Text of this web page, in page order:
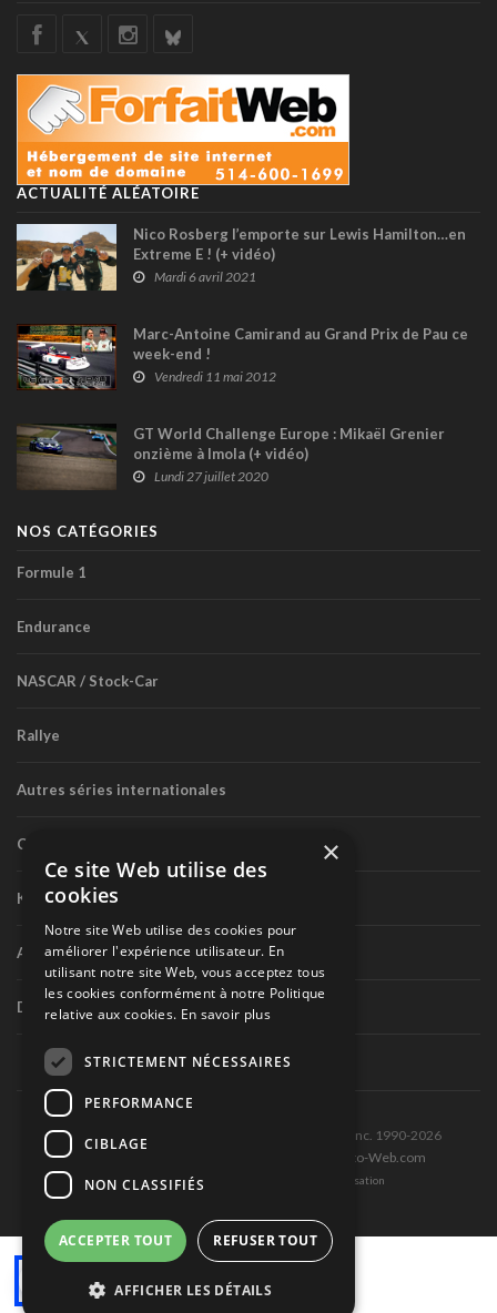
ACTUALITÉ ALÉATOIRE
Nico Rosberg l’emporte sur Lewis Hamilton…en
Extreme E ! (+ vidéo)
Mardi 6 avril 2021
Marc-Antoine Camirand au Grand Prix de Pau ce
week-end !
Vendredi 11 mai 2012
GT World Challenge Europe : Mikaël Grenier
onzième à Imola (+ vidéo)
Lundi 27 juillet 2020
NOS CATÉGORIES
Formule 1
Endurance
NASCAR / Stock-Car
Rallye
Autres séries internationales
Circuit routier canadien
Karting
Autres séries nationales
Divers
Tous droits réservés © Les Éditions Pole-Position inc. 1990-2026
Ce site est produit et hébergé par Montréal-Photo-Web.com
Politique de confidentialité et Conditions d’utilisation
×
Ce site Web utilise des
cookies
Notre site Web utilise des cookies pour
améliorer l'expérience utilisateur. En
utilisant notre site Web, vous acceptez tous
les cookies conformément à notre Politique
relative aux cookies. En savoir plus
STRICTEMENT NÉCESSAIRES
PERFORMANCE
CIBLAGE
NON CLASSIFIÉS
ACCEPTER TOUT REFUSER TOUT
AFFICHER LES DÉTAILS